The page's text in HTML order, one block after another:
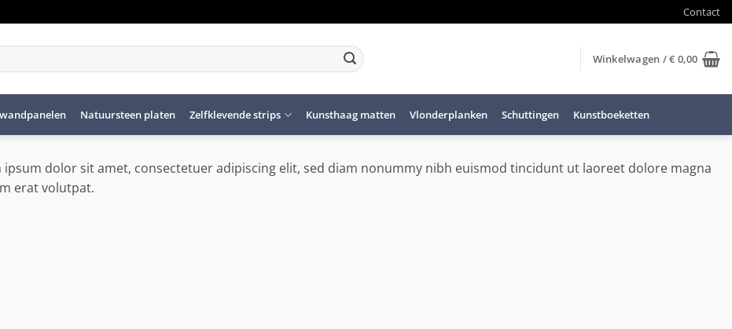
Contact
Winkelwagen /€ 0,00
wandpanelen Natuursteen platen Zelfklevende strips Kunsthaag matten Vlonderplanken Schuttingen Kunstboeketten
ipsum dolor sit amet, consectetuer adipiscing elit, sed diam nonummy nibh euismod tincidunt ut laoreet dolore magna
erat volutpat.